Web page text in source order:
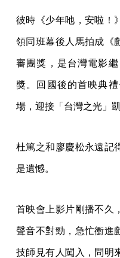
彼時《少年吔，安啦！
領同班幕後人馬拍成《
審團獎，是台灣電影
獎。回國後的首映典
場，迎接「台灣之光」凱
杜篤之和廖慶松永遠記
是遺憾。
首映會上影片剛播不久
聲音不對勁，急忙衝進
技師見有人闖入，問明